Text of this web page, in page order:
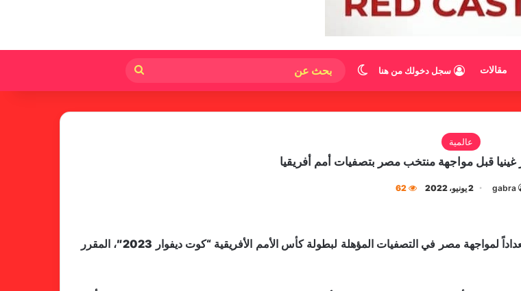
مقالات سجل دخولك من هنا الوضع المظلم
عن
عالمية
قبل مواجهة منتخب مصر بتصفيات أمم أفريقيا
gabra 2 يونيو، 2022 62
انتظم الدولي الغيني نابي كيتا في صفوف منتخب بلاده مساء الأربعاء استعداداً لمواجهة مصر في التصفيات المؤهلة لبطولة كأس الأمم الأفريقية “كوت ديفوار 2023″، المقرر